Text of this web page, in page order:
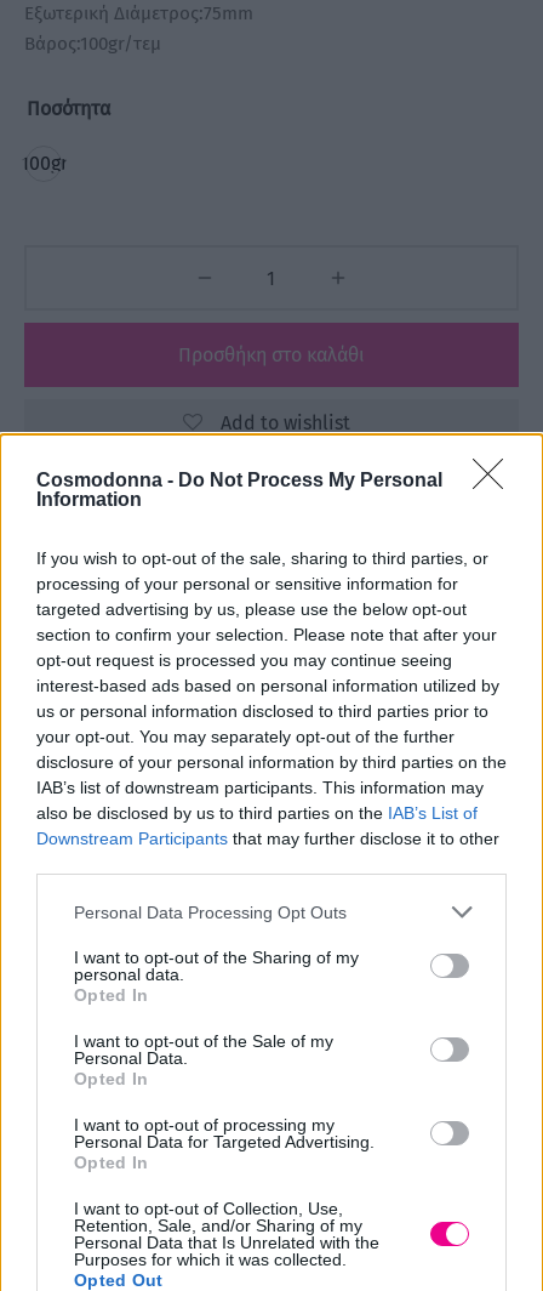
Cosmodonna - Do Not Process My Personal
Information
If you wish to opt-out of the sale, sharing to third parties, or
processing of your personal or sensitive information for
targeted advertising by us, please use the below opt-out
section to confirm your selection. Please note that after your
opt-out request is processed you may continue seeing
interest-based ads based on personal information utilized by
us or personal information disclosed to third parties prior to
your opt-out. You may separately opt-out of the further
disclosure of your personal information by third parties on the
IAB’s list of downstream participants. This information may
also be disclosed by us to third parties on the IAB’s List of
Downstream Participants that may further disclose it to other
Personal Data Processing Opt Outs
I want to opt-out of the Sharing of my
personal data.
Opted In
I want to opt-out of the Sale of my
Personal Data.
Opted In
I want to opt-out of processing my
Personal Data for Targeted Advertising.
Opted In
I want to opt-out of Collection, Use,
Retention, Sale, and/or Sharing of my
Personal Data that Is Unrelated with the
Purposes for which it was collected.
Opted Out
Εξωτερική Διάμετρος:75mm
Βάρος:100gr/τεμ
Ποσότητα
100gr
Προσθήκη στο καλάθι
Add to wishlist
Κατηγορίες:
, FREELIMIX Αναλώσιμα
Βούρτσες - Χτένες, ΕΙΔΗ ΚΟΜΜΩΤΗΡΙΟΥ , ΕΤΑΙΡΕΙΕΣ
Share
Περιγραφή
Περιγραφή:
Φυσική ενισχυμένη τρίχα.
Αποσπώμενο διαχωριστικό τούφας.
Εξωτερική Διάμετρος:75mm
Βάρος:100gr/τεμ
Σχετικά προϊόντα